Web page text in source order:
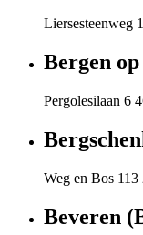
Liersesteenweg
Bergen
Pergolesilaan 6
Weg en Bos
Beveren